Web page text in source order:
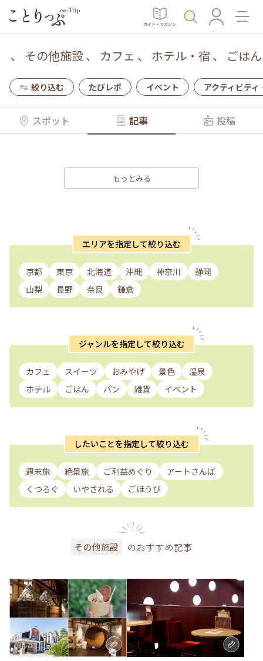
ガイド・マガジン
、 その他施設、 カフェ 、 ホテル・宿 、 ごはん
絞り込む たびレポ イベント アクティビティ
スポット 記事 投稿
もっとみる
エリアを指定して絞り込む
京都 東京 北海道 沖縄 神奈川
静岡
山梨
長野 奈良 鎌倉
ジャンルを指定して絞り込む
カフェ スイーツ おみやげ 景色
温泉
ホテル
ごはん パン 雑貨 イベント
したいことを指定して絞り込む
週末旅 絶景旅 ご利益めぐり
アートさんぽ
くつろぐ
いやされる ごほうび
その他施設 のおすすめ記事